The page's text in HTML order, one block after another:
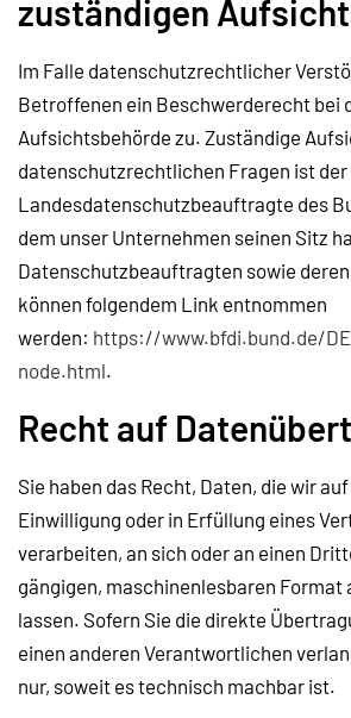
zuständigen
Im Falle datenschutzrechtlicher
Betroffenen ein Beschwerderecht bei
Aufsichtsbehörde zu. Zuständige
datenschutzrechtlichen Fragen ist der
Landesdatenschutzbeauftragte des
dem unser Unternehmen seinen Sitz
Datenschutzbeauftragten sowie
können folgendem Link entnommen
werden: https://www.bfdi.bund.de/
node.html.
Recht auf
Sie haben das Recht, Daten, die wir
Einwilligung oder in Erfüllung eines
verarbeiten, an sich oder an einen
gängigen, maschinenlesbaren Format
lassen. Sofern Sie die direkte
einen anderen Verantwortlichen
nur, soweit es technisch machbar ist.